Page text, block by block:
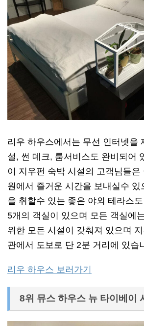
리우 하우스에서는 무선 인터넷을
설, 썬 데크, 룸서비스도 완비되어
이 지우펀 숙박 시설의 고객님들은
원에서 즐거운 시간을 보내실수 있
을 취할수 있는 좋은 야외 테라스
5개의 객실이 있으며 모든 객실에
위한 모든 시설이 갖춰져 있으며
관에서 도보로 단 2분 거리에 있습
리우 하우스 보러가기
8위 뮤스 하우스 뉴 타이베이